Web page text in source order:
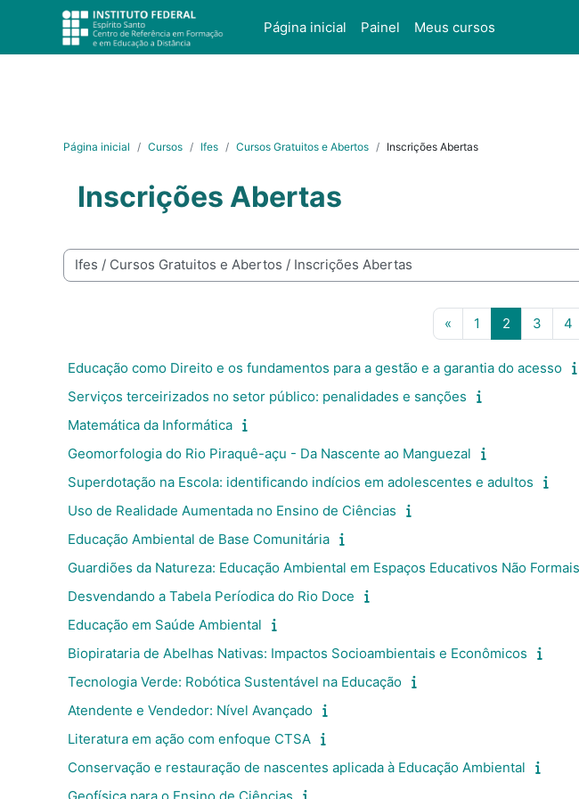
Ir para o conteúdo principal
Página inicial
Painel Meus cursos
Página inicial Cursos Ifes Cursos Gratuitos e Abertos Inscrições Abertas
Inscrições Abertas
Categorias de Cursos
«Página anterior
1 Página 1
2Página 2
3 4
Educação como Direito e os fundamentos para a gestão e a garantia do acesso
Serviços terceirizados no setor público: penalidades e sanções
Matemática da Informática
Geomorfologia do Rio Piraquê-açu - Da Nascente ao Manguezal
Superdotação na Escola: identificando indícios em adolescentes e adultos
Uso de Realidade Aumentada no Ensino de Ciências
Educação Ambiental de Base Comunitária
Guardiões da Natureza: Educação Ambiental em Espaços Educativos Não
Desvendando a Tabela Períodica do Rio Doce
Educação em Saúde Ambiental
Biopirataria de Abelhas Nativas: Impactos Socioambientais e Econômicos
Tecnologia Verde: Robótica Sustentável na Educação
Atendente e Vendedor: Nível Avançado
Literatura em ação com enfoque CTSA
Conservação e restauração de nascentes aplicada à Educação Ambiental
Geofísica para o Ensino de Ciências